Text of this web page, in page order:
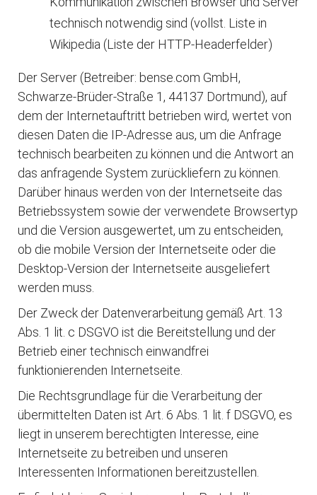
technisch notwendig sind (vollst. Liste in
Wikipedia (Liste der HTTP-Headerfelder)
Der Server (Betreiber: bense.com GmbH,
Schwarze-Brüder-Straße 1, 44137 Dortmund), auf
dem der Internetauftritt betrieben wird, wertet von
diesen Daten die IP-Adresse aus, um die Anfrage
technisch bearbeiten zu können und die Antwort an
das anfragende System zurückliefern zu können.
Darüber hinaus werden von der Internetseite das
Betriebssystem sowie der verwendete Browsertyp
und die Version ausgewertet, um zu entscheiden,
ob die mobile Version der Internetseite oder die
Desktop-Version der Internetseite ausgeliefert
werden muss.
Der Zweck der Datenverarbeitung gemäß Art. 13
Abs. 1 lit. c DSGVO ist die Bereitstellung und der
Betrieb einer technisch einwandfrei
funktionierenden Internetseite.
Die Rechtsgrundlage für die Verarbeitung der
übermittelten Daten ist Art. 6 Abs. 1 lit. f DSGVO, es
liegt in unserem berechtigten Interesse, eine
Internetseite zu betreiben und unseren
Interessenten Informationen bereitzustellen.